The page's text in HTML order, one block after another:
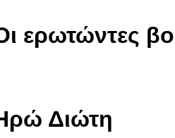
ερωτώντες
Διώτη